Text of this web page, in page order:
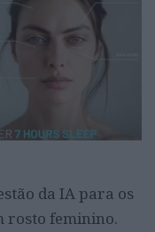
da IA para os
rosto feminino.